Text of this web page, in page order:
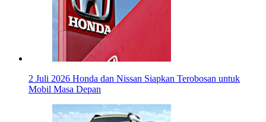
2 Juli 2026 Honda dan Nissan Siapkan Terobosan untuk
Mobil Masa Depan